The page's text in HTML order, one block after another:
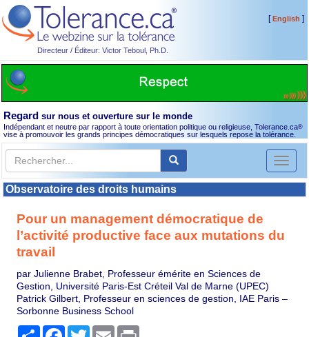
Directeur / Éditeur: Victor Teboul, Ph.D.
[English ]
Regard sur nous et ouverture sur le monde
Indépendant et neutre par rapport à toute orientation politique ou religieuse, Tolerance.ca®
vise à promouvoir les grands principes démocratiques sur lesquels repose la tolérance.
Toggle
Observatoire des droits humains
Pour un management démocratique de
l’activité productive face aux mutations du
travail
par Julienne Brabet, Professeur émérite en Sciences de
Gestion, Université Paris-Est Créteil Val de Marne (UPEC)
Patrick Gilbert, Professeur en sciences de gestion, IAE Paris –
Sorbonne Business School
PartagerFacebook
TwitterEmail